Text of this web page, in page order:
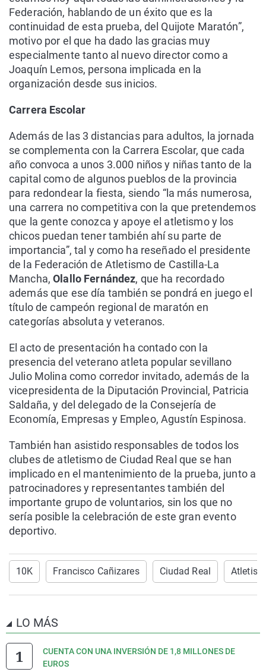
Federación, hablando de un éxito que es la
continuidad de esta prueba, del Quijote Maratón”,
motivo por el que ha dado las gracias muy
especialmente tanto al nuevo director como a
Joaquín Lemos, persona implicada en la
organización desde sus inicios.
Carrera Escolar
Además de las 3 distancias para adultos, la jornada
se complementa con la Carrera Escolar, que cada
año convoca a unos 3.000 niños y niñas tanto de la
capital como de algunos pueblos de la provincia
para redondear la fiesta, siendo “la más numerosa,
una carrera no competitiva con la que pretendemos
que la gente conozca y apoye el atletismo y los
chicos puedan tener también ahí su parte de
importancia”, tal y como ha reseñado el presidente
de la Federación de Atletismo de Castilla-La
Mancha, Olallo Fernández, que ha recordado
además que ese día también se pondrá en juego el
título de campeón regional de maratón en
categorías absoluta y veteranos.
El acto de presentación ha contado con la
presencia del veterano atleta popular sevillano
Julio Molina como corredor invitado, además de la
vicepresidenta de la Diputación Provincial, Patricia
Saldaña, y del delegado de la Consejería de
Economía, Empresas y Empleo, Agustín Espinosa.
También han asistido responsables de todos los
clubes de atletismo de Ciudad Real que se han
implicado en el mantenimiento de la prueba, junto a
patrocinadores y representantes también del
importante grupo de voluntarios, sin los que no
sería posible la celebración de este gran evento
deportivo.
10K Francisco Cañizares Ciudad Real
LO MÁS
CUENTA CON UNA INVERSIÓN DE 1,8 MILLONES DE
EUROS